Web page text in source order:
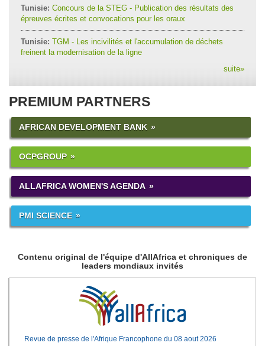
Tunisie: Concours de la STEG - Publication des résultats des
épreuves écrites et convocations pour les oraux
Tunisie: TGM - Les incivilités et l'accumulation de déchets
freinent la modernisation de la ligne
suite»
PREMIUM PARTNERS
AFRICAN DEVELOPMENT BANK
OCPGROUP
ALLAFRICA WOMEN'S AGENDA
PMI SCIENCE
Contenu original de l'équipe d'AllAfrica et chroniques de
leaders mondiaux invités
Revue de presse de l'Afrique Francophone du 08 aout 2026